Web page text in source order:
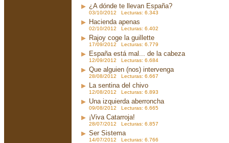
¿A dónde te llevan España?
03/10/2012 Lecturas: 6.343
Hacienda apenas
02/10/2012 Lecturas: 6.402
Rajoy coge la guillette
17/09/2012 Lecturas: 6.779
España está mal... de la cabeza
12/09/2012 Lecturas: 6.684
Que alguien (nos) intervenga
28/08/2012 Lecturas: 6.667
La sentina del chivo
12/08/2012 Lecturas: 6.893
Una izquierda aberroncha
09/08/2012 Lecturas: 6.665
¡Viva Catarroja!
28/07/2012 Lecturas: 6.857
Ser Sistema
14/07/2012 Lecturas: 6.766